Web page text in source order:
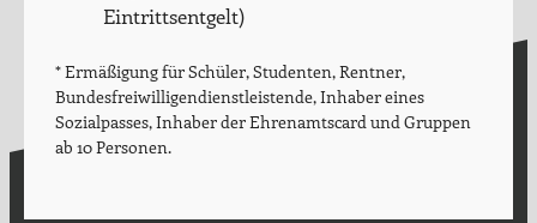
Eintrittsentgelt)
* Ermäßigung für Schüler, Studenten, Rentner,
Bundesfreiwilligendienstleistende, Inhaber eines
Sozialpasses, Inhaber der Ehrenamtscard und Gruppen
ab 10 Personen.